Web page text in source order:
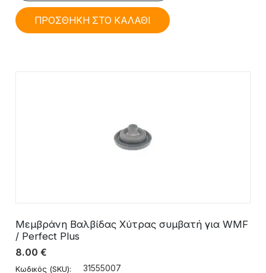
ΠΡΟΣΘΗΚΗ ΣΤΟ ΚΑΛΑΘΙ
Μεμβράνη Βαλβίδας Χύτρας συμβατή για WMF
/ Perfect Plus
8.00 €
Κωδικός (SKU): 31555007